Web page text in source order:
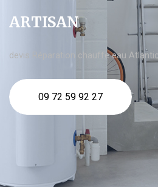
ARTISAN
devis Réparation chauffe eau
09 72 59 92 27